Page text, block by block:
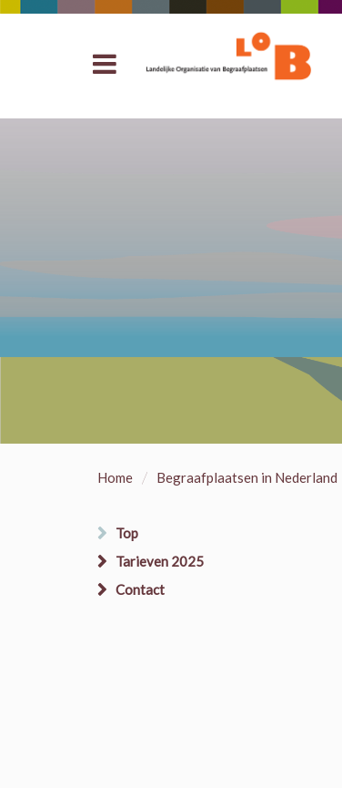
Home / Begraafplaatsen in Nederland
Top
Tarieven 2025
Contact